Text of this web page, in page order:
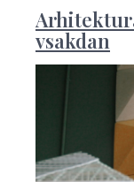
vsakdan